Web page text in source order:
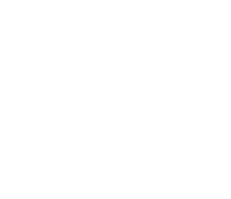
e valori. Fanno affidamento
sbagliano. Per questo motivo,
Gli altri potrebbero vedere
dei loro valori, potrebbero
condividono quegli stessi
loro e/o tentare inutilmente di